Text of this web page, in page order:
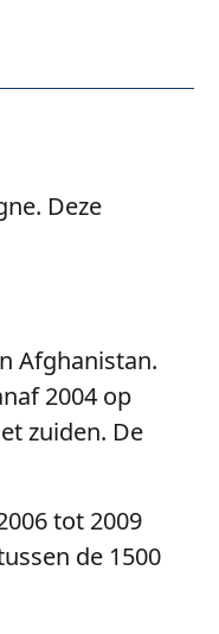
Deze
Afghanistan.
2004 op
zuiden. De
tot 2009
de 1500